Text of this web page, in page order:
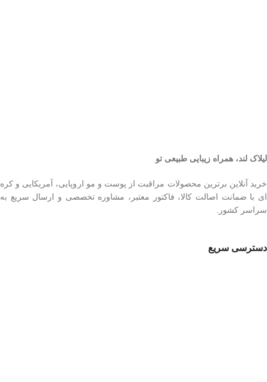
لیلاک‌ لند، همراه زیبایی طبیعی تو
خرید آنلاین برترین محصولات مراقبت از پوست و مو اروپایی، آمریکایی و کره
ای با ضمانت اصالت کالا، فاکتور معتبر، مشاوره تخصصی و ارسال سریع به
سراسر کشور.
دسترسی سریع